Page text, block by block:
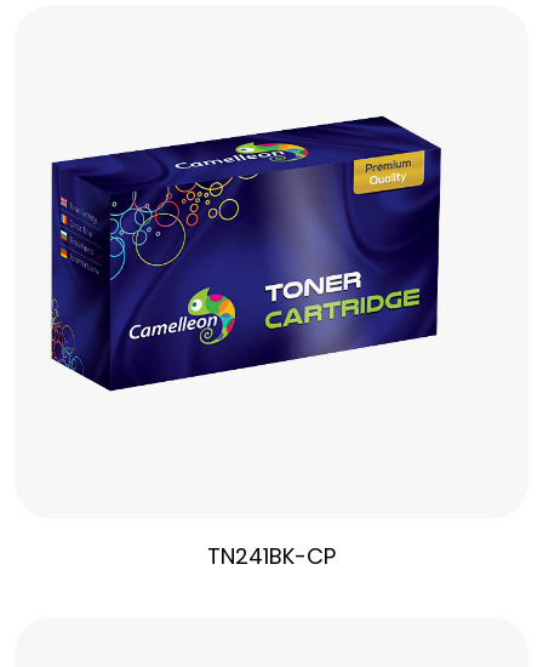
TN241BK-CP